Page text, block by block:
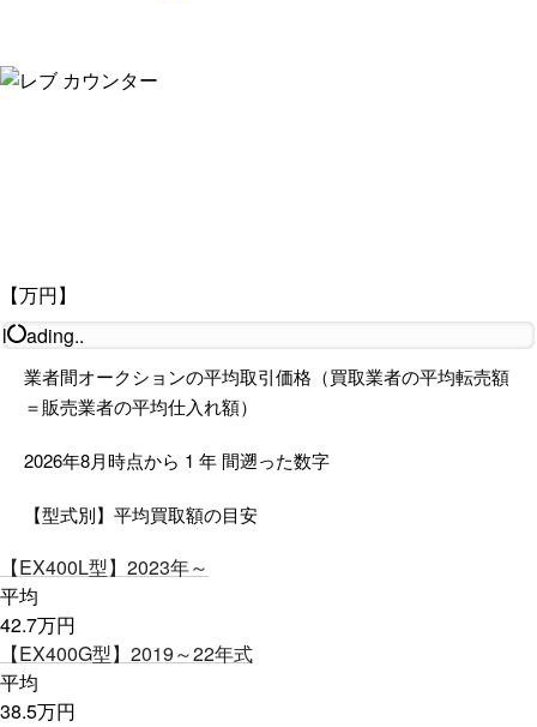
【万円】
l
ading..
業者間オークションの平均取引価格（買取業者の平均転売額
＝販売業者の平均仕入れ額）
2026年8月時点から 1 年 間遡った数字
【型式別】平均買取額の目安
【EX400L型】 2023年～
平均
42.7万円
【EX400G型】 2019～22年式
平均
38.5万円